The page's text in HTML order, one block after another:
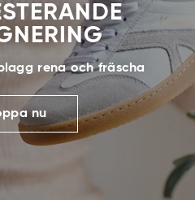
rena och fräscha
nu